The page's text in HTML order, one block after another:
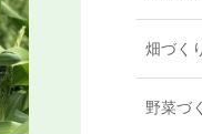
畑づく
野菜づ